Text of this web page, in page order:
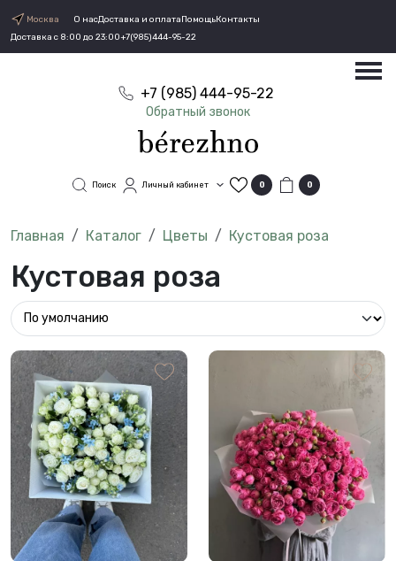
Москва О насДоставка и оплатаПомощьКонтакты
Доставка с 8:00 до 23:00+7(985)444-95-22
+7 (985) 444-95-22
Обратный звонок
Поиск Личный кабинет 0 0
Каталог Цветы Кустовая роза
Кустовая роза